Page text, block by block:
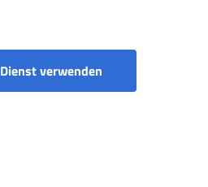
Dienst verwenden